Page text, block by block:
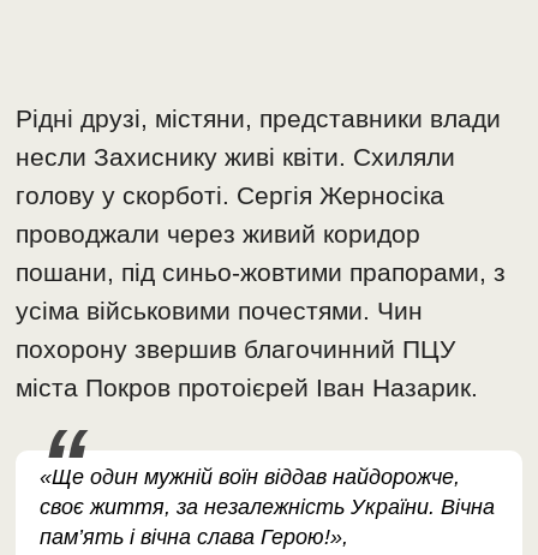
Рідні друзі, містяни, представники влади
несли Захиснику живі квіти. Схиляли
голову у скорботі. Сергія Жерносіка
проводжали через живий коридор
пошани, під синьо-жовтими прапорами, з
усіма військовими почестями. Чин
похорону звершив благочинний ПЦУ
міста Покров протоієрей Іван Назарик.
«Ще один мужній воїн віддав найдорожче,
своє життя, за незалежність України. Вічна
пам’ять і вічна слава Герою!»,